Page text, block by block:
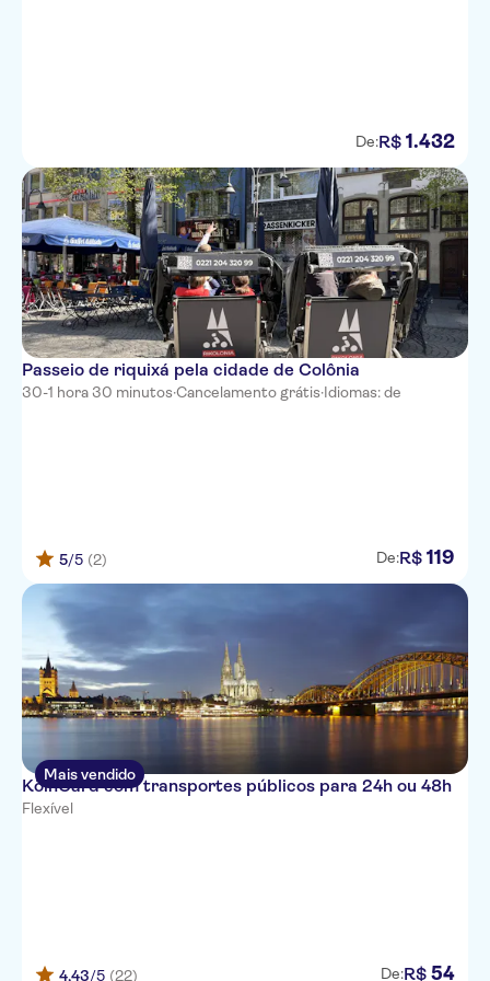
Hotel am Museum
Hotel Sion
Hotel FIVE
Sorat Hotel Saxx
Lint Hotel Koln
Stern am Rathaus
Hotel Mondial am Dom Cologne
Eden Hotel Fruh am Dom
Deutscher Kaiser Nuremberg
Lorenz Hotel Zentral
Hotel Zur Malzmuehle
De:R$ 1 .432
Passeio de riquixá pela cidade de Colônia
30-1 hora 30 minutos·Cancelamento grátis·Idiomas: de
5/5 (2) De:R$ 119
Mais vendido
KölnCard com transportes públicos para 24h ou 48h
Flexível
4,43/5 (22) De:R$ 54